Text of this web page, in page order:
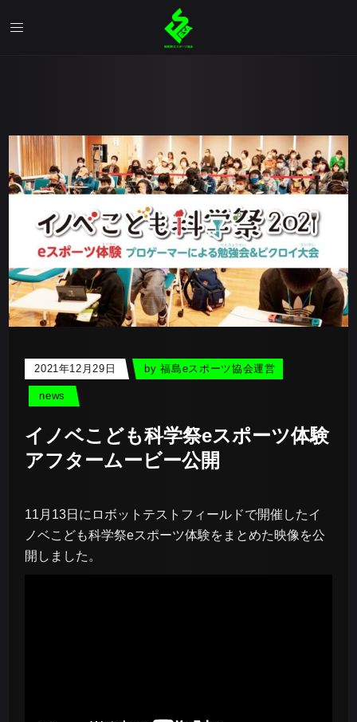
2021年12月29日 by福島eスポーツ協会運営
news
イノベこども科学祭eスポーツ体験
アフタームービー公開
11月13日にロボットテストフィールドで開催したイ
ノベこども科学祭eスポーツ体験をまとめた映像を公
開しました 。